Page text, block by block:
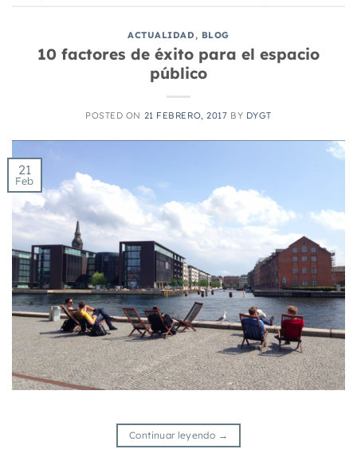
ACTUALIDAD, BLOG
10 factores de éxito para el espacio
público
POSTED ON 21 FEBRERO, 2017 BY DYGT
21
Feb
Continuar leyendo →